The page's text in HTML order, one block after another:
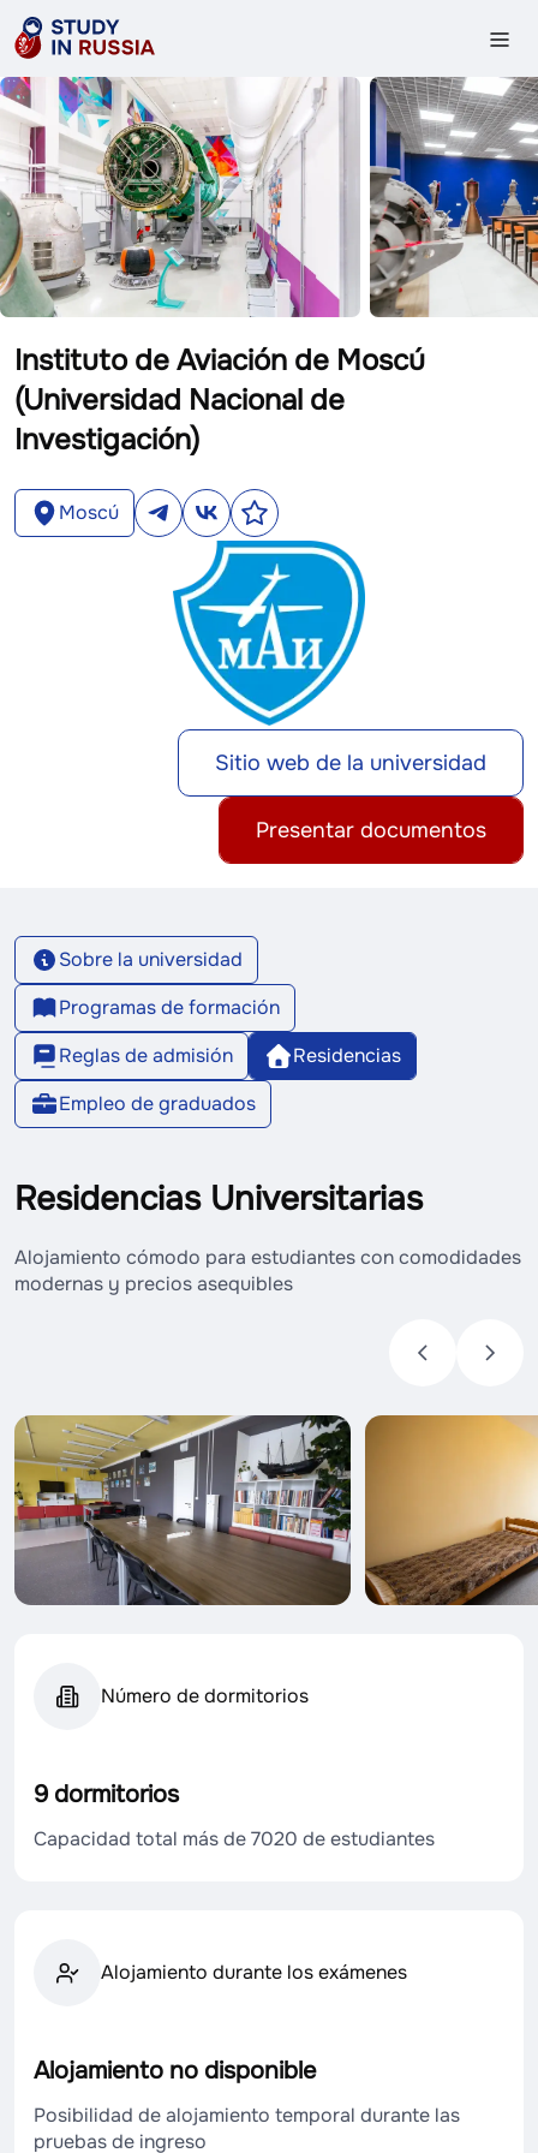
Instituto de Aviación de Moscú
(Universidad Nacional de
Investigación)
Moscú
Sitio web de la universidad
Presentar documentos
Sobre la universidad
Programas de formación
Reglas de admisión
Residencias
Empleo de graduados
Residencias Universitarias
Alojamiento cómodo para estudiantes con comodidades
modernas y precios asequibles
Número de dormitorios
9 dormitorios
Capacidad total más de 7020 de estudiantes
Alojamiento durante los exámenes
Alojamiento no disponible
Posibilidad de alojamiento temporal durante las
pruebas de ingreso